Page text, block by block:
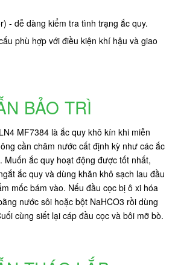
- dễ dàng kiểm tra tình trạng ắc quy.
phù hợp với điều kiện khí hậu và giao
BẢO TRÌ
MF7384 là ắc quy khô kín khi miễn
cần châm nước cất định kỳ như các ắc
Muốn ắc quy hoạt động được tốt nhất,
ắc quy và dùng khăn khô sạch lau đầu
mốc bám vào. Nếu đầu cọc bị ô xi hóa
nước sôi hoặc bột NaHCO3 rồi dùng
cùng siết lại cáp đầu cọc và bôi mỡ bò.